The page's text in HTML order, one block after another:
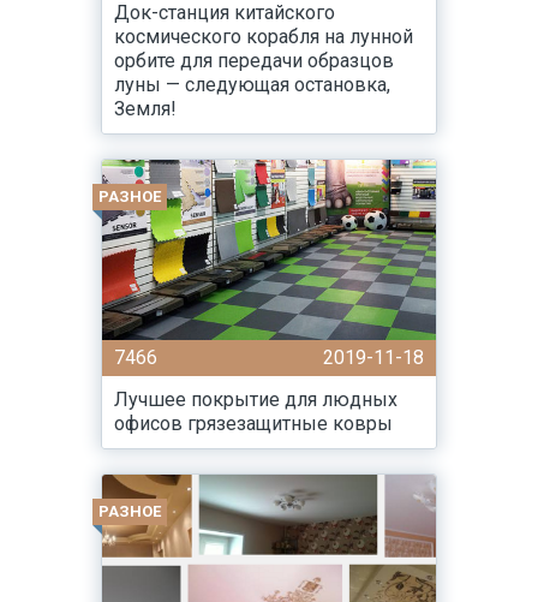
Док-станция китайского
космического корабля на лунной
орбите для передачи образцов
луны — следующая остановка,
Земля!
РАЗНОЕ
7466
2019-11-18
Лучшее покрытие для людных
офисов грязезащитные ковры
РАЗНОЕ